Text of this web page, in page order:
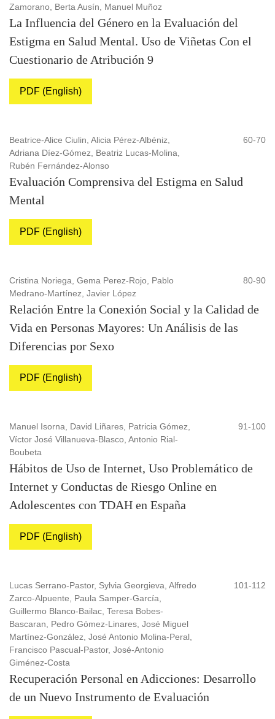
Zamorano, Berta Ausín, Manuel Muñoz
La Influencia del Género en la Evaluación del
Estigma en Salud Mental. Uso de Viñetas Con el
Cuestionario de Atribución 9
PDF (English)
Beatrice-Alice Ciulin, Alicia Pérez-Albéniz,
Adriana Díez-Gómez, Beatriz Lucas-Molina,
Rubén Fernández-Alonso
60-70
Evaluación Comprensiva del Estigma en Salud
Mental
PDF (English)
Cristina Noriega, Gema Perez-Rojo, Pablo
Medrano-Martínez, Javier López
80-90
Relación Entre la Conexión Social y la Calidad de
Vida en Personas Mayores: Un Análisis de las
Diferencias por Sexo
PDF (English)
Manuel Isorna, David Liñares, Patricia Gómez,
Víctor José Villanueva-Blasco, Antonio Rial-
Boubeta
91-100
Hábitos de Uso de Internet, Uso Problemático de
Internet y Conductas de Riesgo Online en
Adolescentes con TDAH en España
PDF (English)
Lucas Serrano-Pastor, Sylvia Georgieva, Alfredo
Zarco-Alpuente, Paula Samper-García,
Guillermo Blanco-Bailac, Teresa Bobes-
Bascaran, Pedro Gómez-Linares, José Miguel
Martínez-González, José Antonio Molina-Peral,
Francisco Pascual-Pastor, José-Antonio
Giménez-Costa
101-112
Recuperación Personal en Adicciones: Desarrollo
de un Nuevo Instrumento de Evaluación